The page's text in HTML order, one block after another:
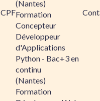
CPF
(Nantes)
Formation
Concepteur
Développeur
d'Applications
Python - Bac+3 en
continu
(Nantes)
Formation